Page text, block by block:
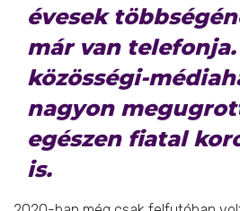
évesek
már van
közösségi-
nagyon
egészen fiatal
is.